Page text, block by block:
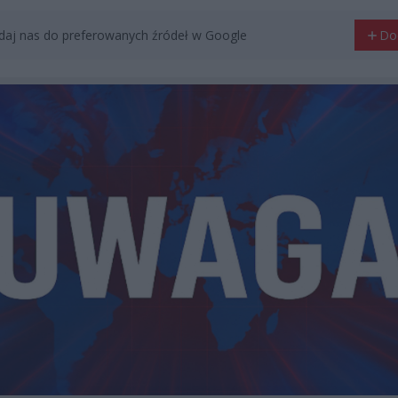
nas do preferowanych źródeł w Google